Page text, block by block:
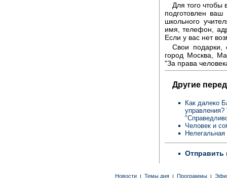
Для того чтобы
подготовлен
школьного
имя, телефон,
Если у вас нет
Свои подарки,
город Москва,
"За права
Другие
Как далеко
Человек и
Отправить
Новости | Темы дня | Программы |